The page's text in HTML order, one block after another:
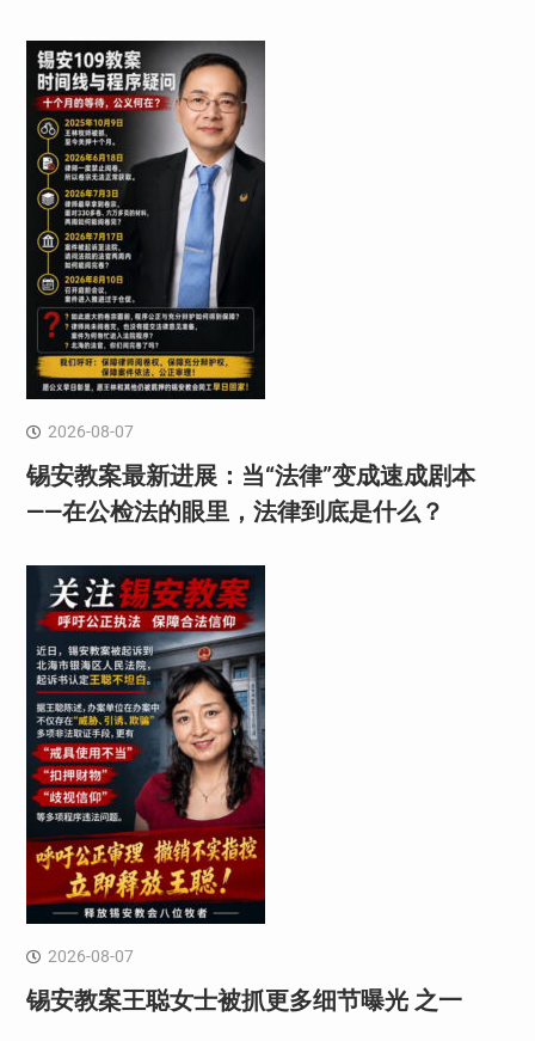
2026-08-07
锡安教案最新进展：当“法律”变成速成剧本
——在公检法的眼里，法律到底是什么？
2026-08-07
锡安教案王聪女士被抓更多细节曝光 之一